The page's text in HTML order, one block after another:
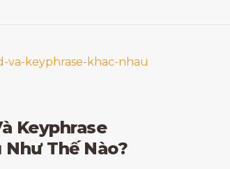
Keyphrase
Như Thế Nào?